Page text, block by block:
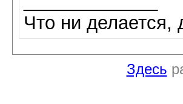
Что ни делается,
Здесь